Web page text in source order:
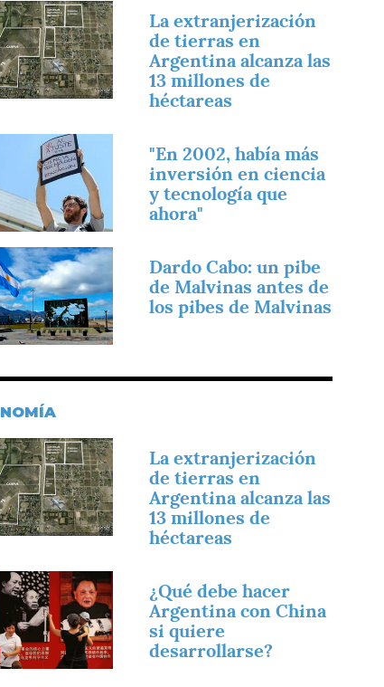
La extranjerización
de tierras en
Argentina alcanza las
13 millones de
héctareas
"En 2002, había más
inversión en ciencia
y tecnología que
ahora"
Dardo Cabo: un pibe
de Malvinas antes de
los pibes de Malvinas
La extranjerización
de tierras en
Argentina alcanza las
13 millones de
héctareas
¿Qué debe hacer
Argentina con China
si quiere
desarrollarse?